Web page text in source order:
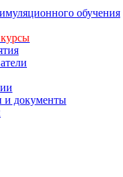
обучения
и документы